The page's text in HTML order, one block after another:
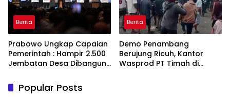
Berita
Prabowo Ungkap Capaian
Pemerintah : Hampir 2.500
Jembatan Desa Dibangun,
Ditargetkan Direvitalisasi
Berita
Demo Penambang
Berujung Ricuh, Kantor
Wasprod PT Timah di
Popular Posts